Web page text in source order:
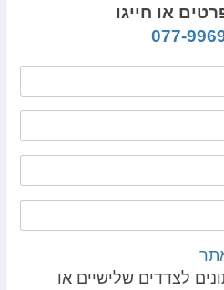
או חייגו
077-
לצדדים שלישיים או